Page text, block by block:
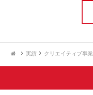
実績 クリエイティブ事業